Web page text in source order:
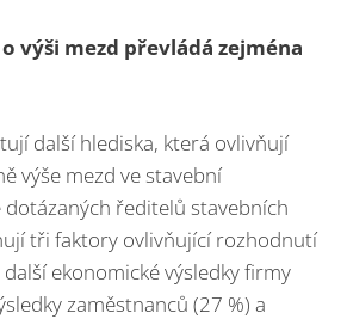
výši mezd převládá zejména
další hlediska, která ovlivňují
výše mezd ve stavební
ředitelů stavebních
tři faktory ovlivňující rozhodnutí
další ekonomické výsledky firmy
zaměstnanců (27 %) a